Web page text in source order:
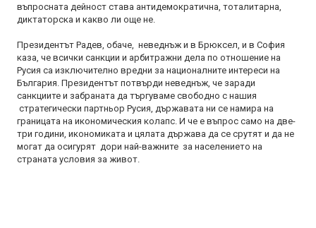
въпросната дейност става антидемократична, тоталитарна,
диктаторска и какво ли още не.
Президентът Радев, обаче, неведнъж и в Брюксел, и в София
каза, че всички санкции и арбитражни дела по отношение на
Русия са изключително вредни за националните интереси на
България. Президентът потвърди неведнъж, че заради
санкциите и забраната да търгуваме свободно с нашия
стратегически партньор Русия, държавата ни се намира на
границата на икономическия колапс. И че е въпрос само на две-
три години, икономиката и цялата държава да се срутят и да не
могат да осигурят дори най-важните за населението на
страната условия за живот.